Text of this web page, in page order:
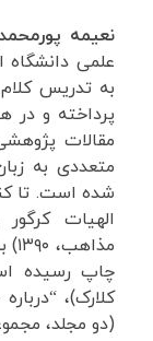
نعیمه
علمی دانشگاه
به تدریس
پرداخته و در
مقالات
متعددی به
شده است. تا
الهیات
چاپ رسیده
کلارک)،
(دو مجلد،